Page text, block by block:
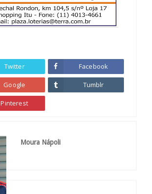
Twitter Facebook
Google Tumblr
Pinterest
Moura Nápoli